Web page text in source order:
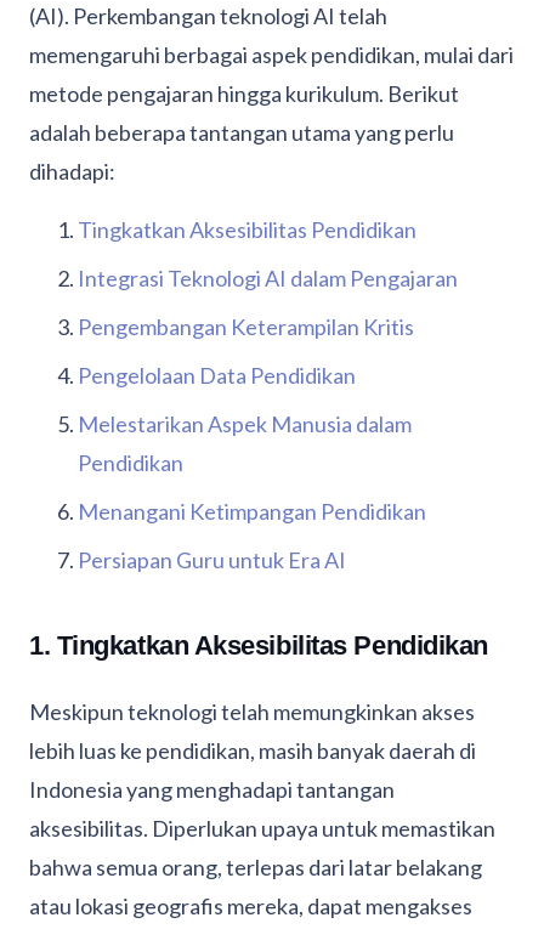
(AI). Perkembangan teknologi AI telah
memengaruhi berbagai aspek pendidikan, mulai dari
metode pengajaran hingga kurikulum. Berikut
adalah beberapa tantangan utama yang perlu
dihadapi:
Tingkatkan Aksesibilitas Pendidikan
Integrasi Teknologi AI dalam Pengajaran
Pengembangan Keterampilan Kritis
Pengelolaan Data Pendidikan
Melestarikan Aspek Manusia dalam
Pendidikan
Menangani Ketimpangan Pendidikan
Persiapan Guru untuk Era AI
1. Tingkatkan Aksesibilitas Pendidikan
Meskipun teknologi telah memungkinkan akses
lebih luas ke pendidikan, masih banyak daerah di
Indonesia yang menghadapi tantangan
aksesibilitas. Diperlukan upaya untuk memastikan
bahwa semua orang, terlepas dari latar belakang
atau lokasi geografis mereka, dapat mengakses